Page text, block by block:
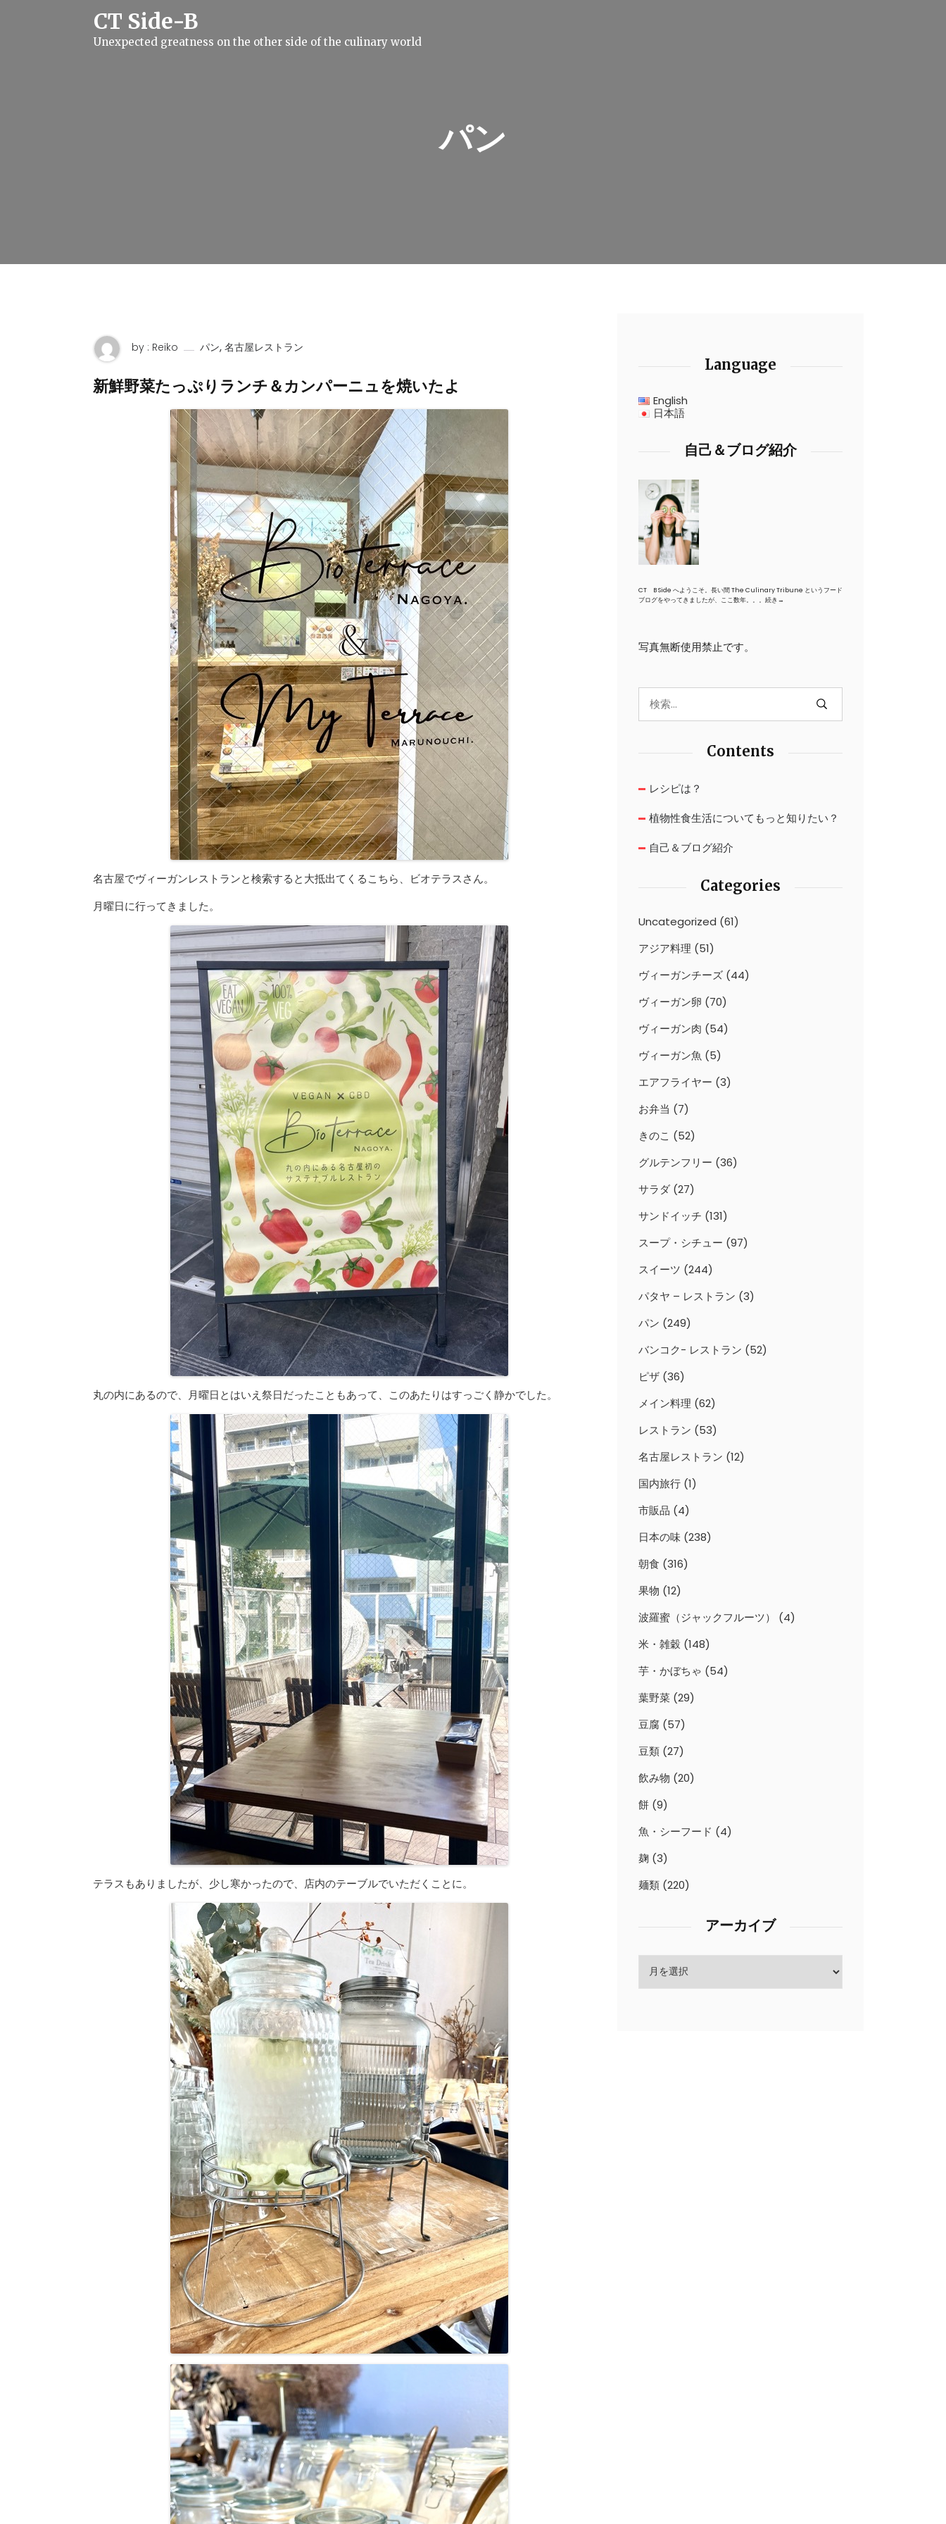
CT Side-B
Unexpected greatness on the other side of the culinary world
パン
by : Reiko パン, 名古屋レストラン
新鮮野菜たっぷりランチ＆カンパーニュを焼いたよ
名古屋でヴィーガンレストランと検索すると大抵出てくるこちら、ビオテラスさん。
月曜日に行ってきました。
丸の内にあるので、月曜日とはいえ祭日だったこともあって、このあたりはすっごく静かでした。
テラスもありましたが、少し寒かったので、店内のテーブルでいただくことに。
Language
English
日本語
自己＆ブログ紹介
CT B Side へようこそ。長い間 The Culinary Tribune というフード
ブログをやってきましたが、ここ数年。。。 続き→
写真無断使用禁止です。
Contents
レシピは？
植物性食生活についてもっと知りたい？
自己＆ブログ紹介
Categories
Uncategorized (61)
アジア料理 (51)
ヴィーガンチーズ (44)
ヴィーガン卵 (70)
ヴィーガン肉 (54)
ヴィーガン魚 (5)
エアフライヤー (3)
お弁当 (7)
きのこ (52)
グルテンフリー (36)
サラダ (27)
サンドイッチ (131)
スープ・シチュー (97)
スイーツ (244)
パタヤ – レストラン (3)
パン (249)
バンコク- レストラン (52)
ピザ (36)
メイン料理 (62)
レストラン (53)
名古屋レストラン (12)
国内旅行 (1)
市販品 (4)
日本の味 (238)
朝食 (316)
果物 (12)
波羅蜜（ジャックフルーツ）
(4)
米・雑穀 (148)
芋・かぼちゃ (54)
葉野菜 (29)
豆腐 (57)
豆類 (27)
飲み物 (20)
餅 (9)
魚・シーフード (4)
麹 (3)
麺類 (220)
アーカイブ